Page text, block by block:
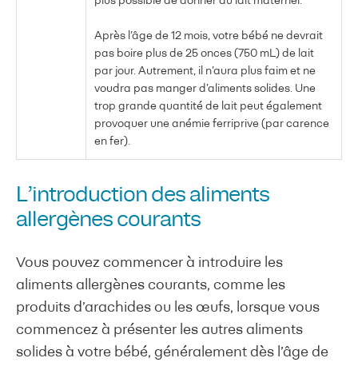
Après l’âge de 12 mois, votre bébé ne devrait
pas boire plus de 25 onces (750 mL) de lait
par jour. Autrement, il n’aura plus faim et ne
voudra pas manger d’aliments solides. Une
trop grande quantité de lait peut également
provoquer une anémie ferriprive (par carence
en fer).
L’introduction des aliments
allergènes courants
Vous pouvez commencer à introduire les
aliments allergènes courants, comme les
produits d’arachides ou les œufs, lorsque vous
commencez à présenter les autres aliments
solides à votre bébé, généralement dès l’âge de